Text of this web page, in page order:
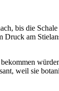
bis die
am
weil sie